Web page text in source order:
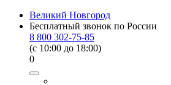
Великий Новгород
Бесплатный звонок по России
8 800 302-75-85
(c 10:00 до 18:00)
0